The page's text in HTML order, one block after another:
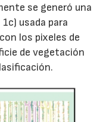
se generó una
usada para
los pixeles de
de vegetación